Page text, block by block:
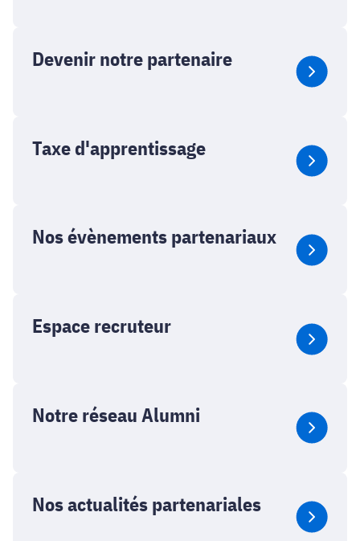
Devenir notre partenaire
Taxe d'apprentissage
Nos évènements partenariaux
Espace recruteur
Notre réseau Alumni
Nos actualités partenariales